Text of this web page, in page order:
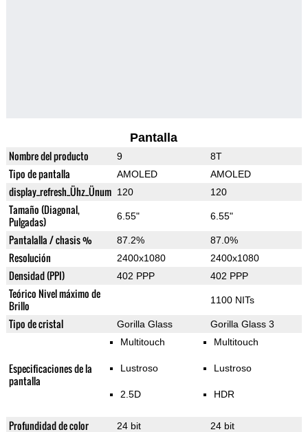
Pantalla
Nombre del producto 9 8T
Tipo de pantalla AMOLED AMOLED
display_refresh_Ühz_Ünum 120 120
Tamaño (Diagonal,
Pulgadas)
6.55" 6.55"
Pantalalla / chasis % 87.2% 87.0%
Resolución 2400x1080 2400x1080
Densidad (PPI) 402 PPP 402 PPP
Teórico Nivel máximo de
Brillo
1100 NITs
Tipo de cristal Gorilla Glass Gorilla Glass 3
Especificaciones de la
pantalla
Multitouch
Lustroso
2.5D
Multitouch
Lustroso
HDR
Profundidad de color 24 bit 24 bit